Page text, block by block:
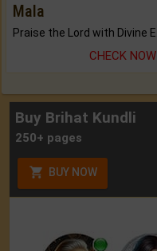
Mala
CHECK NOW
Buy Brihat Kundli
250+ pages
BUY NOW